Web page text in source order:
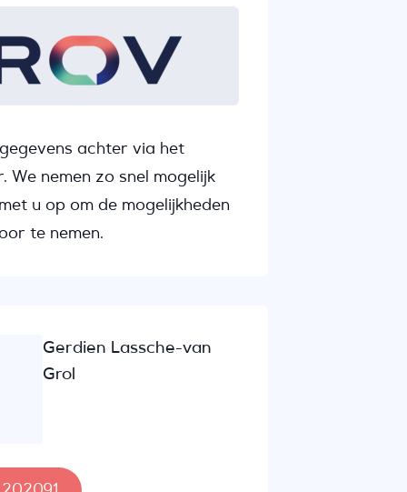
achter via het
We nemen zo snel mogelijk
u op om de mogelijkheden
te nemen.
Gerdien Lassche-van
Grol